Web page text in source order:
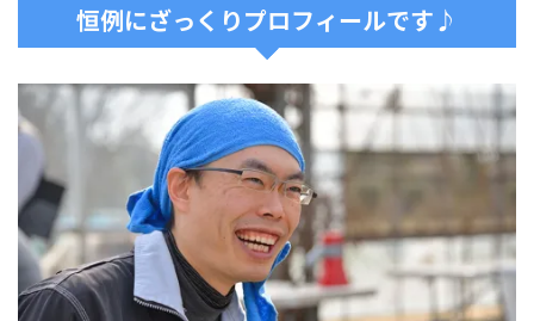
恒例にざっくりプロフィールです♪